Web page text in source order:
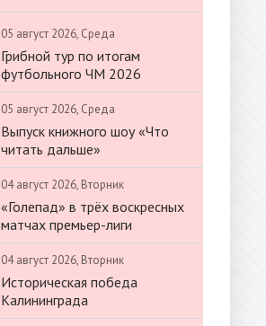
05 август 2026, Среда
Грибной тур по итогам
футбольного ЧМ 2026
05 август 2026, Среда
Выпуск книжного шоу «Что
читать дальше»
04 август 2026, Вторник
«Голепад» в трёх воскресных
матчах премьер-лиги
04 август 2026, Вторник
Историческая победа
Калининграда